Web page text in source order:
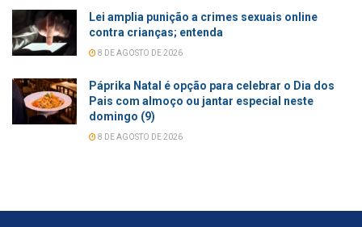
Lei amplia punição a crimes sexuais online
contra crianças; entenda
8 DE AGOSTO DE 2026
Páprika Natal é opção para celebrar o Dia dos
Pais com almoço ou jantar especial neste
domingo (9)
8 DE AGOSTO DE 2026